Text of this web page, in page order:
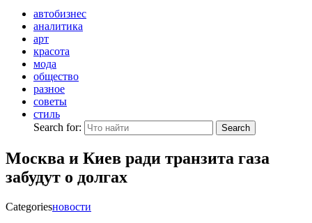
автобизнес
аналитика
арт
красота
мода
общество
разное
советы
стиль
Search for:
Search
Москва и Киев ради транзита газа
забудут о долгах
Categoriesновости